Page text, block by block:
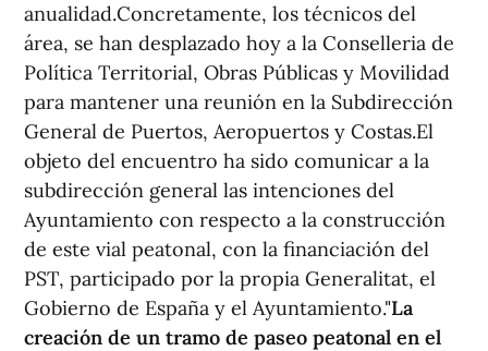
anualidad.Concretamente, los técnicos del
área, se han desplazado hoy a la Conselleria de
Política Territorial, Obras Públicas y Movilidad
para mantener una reunión en la Subdirección
General de Puertos, Aeropuertos y Costas.El
objeto del encuentro ha sido comunicar a la
subdirección general las intenciones del
Ayuntamiento con respecto a la construcción
de este vial peatonal, con la financiación del
PST, participado por la propia Generalitat, el
Gobierno de España y el Ayuntamiento."La
creación de un tramo de paseo peatonal en el